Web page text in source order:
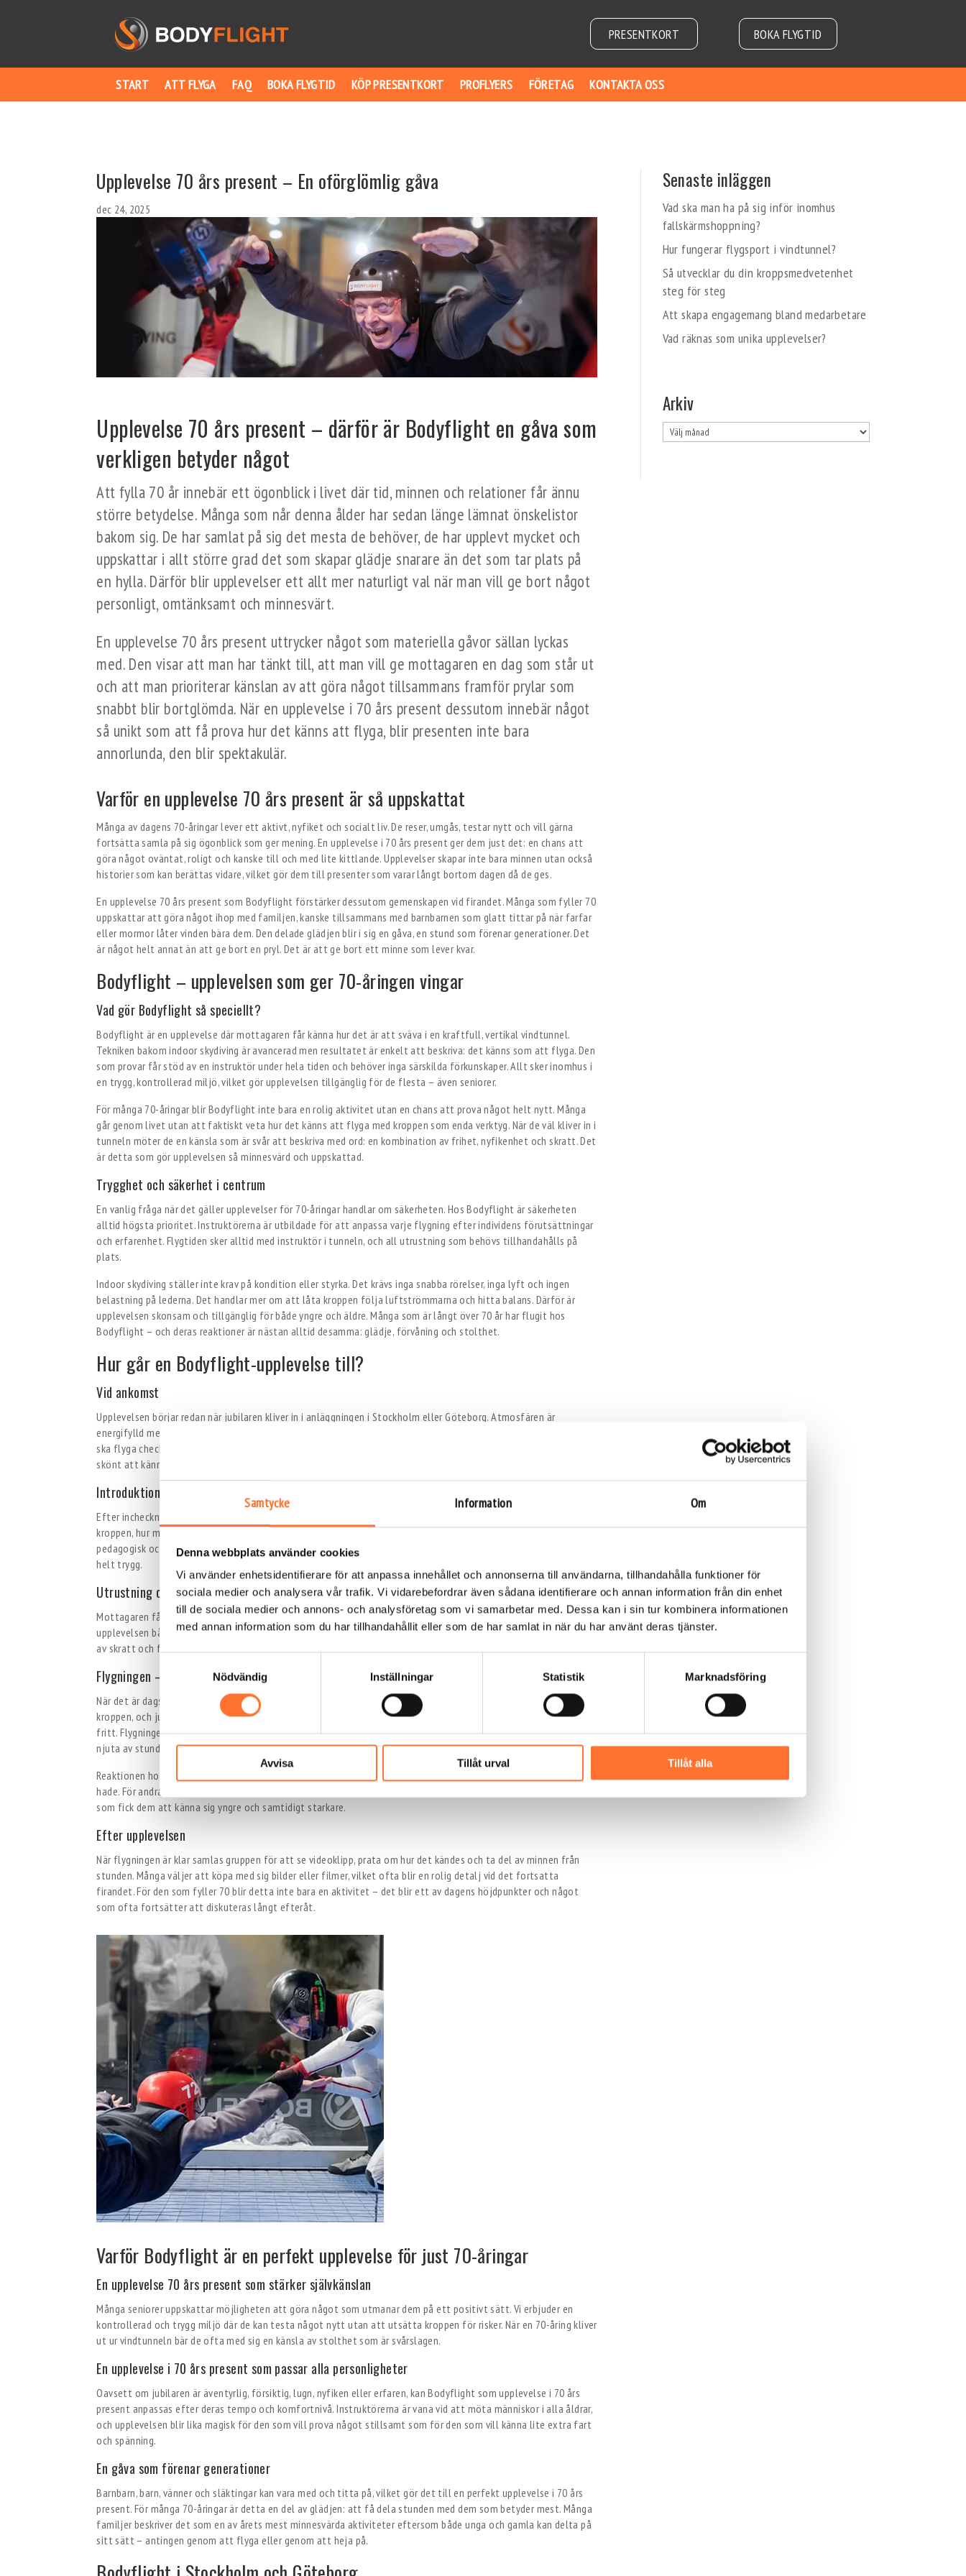
Samtycke Information Om
Denna webbplats använder cookies
Vi använder enhetsidentifierare för att anpassa innehållet och annonserna till användarna, tillhandahålla funktioner för
sociala medier och analysera vår trafik. Vi vidarebefordrar även sådana identifierare och annan information från din enhet
till de sociala medier och annons- och analysföretag som vi samarbetar med. Dessa kan i sin tur kombinera informationen
med annan information som du har tillhandahållit eller som de har samlat in när du har använt deras tjänster.
Nödvändig
Inställningar Statistik Marknadsföring
Avvisa Tillåt urval Tillåt alla
PRESENTKORT BOKA FLYGTID
START ATT FLYGA FAQ BOKA FLYGTID KÖP PRESENTKORT PROFLYERS FÖRETAG KONTAKTA OSS
Upplevelse 70 års present – En oförglömlig gåva
dec 24, 2025
Upplevelse 70 års present – därför är Bodyflight en gåva som
verkligen betyder något
Att fylla 70 år innebär ett ögonblick i livet där tid, minnen och relationer får ännu
större betydelse. Många som når denna ålder har sedan länge lämnat önskelistor
bakom sig. De har samlat på sig det mesta de behöver, de har upplevt mycket och
uppskattar i allt större grad det som skapar glädje snarare än det som tar plats på
en hylla. Därför blir upplevelser ett allt mer naturligt val när man vill ge bort något
personligt, omtänksamt och minnesvärt.
En upplevelse 70 års present uttrycker något som materiella gåvor sällan lyckas
med. Den visar att man har tänkt till, att man vill ge mottagaren en dag som står ut
och att man prioriterar känslan av att göra något tillsammans framför prylar som
snabbt blir bortglömda. När en upplevelse i 70 års present dessutom innebär något
så unikt som att få prova hur det känns att flyga, blir presenten inte bara
annorlunda, den blir spektakulär.
Varför en upplevelse 70 års present är så uppskattat
Många av dagens 70-åringar lever ett aktivt, nyfiket och socialt liv. De reser, umgås, testar nytt och vill gärna
fortsätta samla på sig ögonblick som ger mening. En upplevelse i 70 års present ger dem just det: en chans att
göra något oväntat, roligt och kanske till och med lite kittlande. Upplevelser skapar inte bara minnen utan också
historier som kan berättas vidare, vilket gör dem till presenter som varar långt bortom dagen då de ges.
En upplevelse 70 års present som Bodyflight förstärker dessutom gemenskapen vid firandet. Många som fyller 70
uppskattar att göra något ihop med familjen, kanske tillsammans med barnbarnen som glatt tittar på när farfar
eller mormor låter vinden bära dem. Den delade glädjen blir i sig en gåva, en stund som förenar generationer. Det
är något helt annat än att ge bort en pryl. Det är att ge bort ett minne som lever kvar.
Bodyflight – upplevelsen som ger 70-åringen vingar
Vad gör Bodyflight så speciellt?
Bodyflight är en upplevelse där mottagaren får känna hur det är att sväva i en kraftfull, vertikal vindtunnel.
Tekniken bakom indoor skydiving är avancerad men resultatet är enkelt att beskriva: det känns som att flyga. Den
som provar får stöd av en instruktör under hela tiden och behöver inga särskilda förkunskaper. Allt sker inomhus i
en trygg, kontrollerad miljö, vilket gör upplevelsen tillgänglig för de flesta – även seniorer.
För många 70-åringar blir Bodyflight inte bara en rolig aktivitet utan en chans att prova något helt nytt. Många
går genom livet utan att faktiskt veta hur det känns att flyga med kroppen som enda verktyg. När de väl kliver in i
tunneln möter de en känsla som är svår att beskriva med ord: en kombination av frihet, nyfikenhet och skratt. Det
är detta som gör upplevelsen så minnesvärd och uppskattad.
Trygghet och säkerhet i centrum
En vanlig fråga när det gäller upplevelser för 70-åringar handlar om säkerheten. Hos Bodyflight är säkerheten
alltid högsta prioritet. Instruktörerna är utbildade för att anpassa varje flygning efter individens förutsättningar
och erfarenhet. Flygtiden sker alltid med instruktör i tunneln, och all utrustning som behövs tillhandahålls på
plats.
Indoor skydiving ställer inte krav på kondition eller styrka. Det krävs inga snabba rörelser, inga lyft och ingen
belastning på lederna. Det handlar mer om att låta kroppen följa luftströmmarna och hitta balans. Därför är
upplevelsen skonsam och tillgänglig för både yngre och äldre. Många som är långt över 70 år har flugit hos
Bodyflight – och deras reaktioner är nästan alltid desamma: glädje, förvåning och stolthet.
Hur går en Bodyflight-upplevelse till?
Vid ankomst
Upplevelsen börjar redan när jubilaren kliver in i anläggningen i Stockholm eller Göteborg. Atmosfären är
energifylld men lugn, och personalen tar alltid emot varje besökare med värme och tydlig information. Den som
ska flyga checkar in och får instruktioner om hur hela besöket kommer att gå till. För många 70-åringar är det
skönt att känna att de tas om hand från första stund.
Introduktion och genomgång
Efter incheckningen samlas gruppen för en introduktion ledd av instruktören. Här går man igenom hur man håller
kroppen, hur man kommunicerar inne i tunneln och vad som förväntas under själva flygningen. Genomgången är
pedagogisk och anpassad för alla nivåer, vilket gör att även den som aldrig testat något liknande kan känna sig
helt trygg.
Utrustning och förberedelser
Mottagaren får låna allt som behövs: overall, hjälm, glasögon och annan utrustning som behövs för att göra
upplevelsen både säker och komfortabel. Inställningen hos de flesta 70-åringar vid det här laget är en blandning
av skratt och förväntan, och ofta hör man kommentarer om att de känner sig som riktiga flygare.
Flygningen – ögonblicket då allt förändras
När det är dags att kliva in i vindtunneln sker det alltid tillsammans med en instruktör. Väl inne börjar vinden lyfta
kroppen, och jubilaren får uppleva något som är svårt att riktigt greppa innan det händer: känslan av att sväva
fritt. Flygningen sker vanligtvis i två omgångar, vilket betyder att man får chansen att lära känna känslan och
njuta av stunden flera gånger.
Reaktionen hos många 70-åringar är ren glädje. För vissa innebär det att uppfylla en dröm de inte visste att de
hade. För andra blir det ett varmt minne av en dag då de fick göra något för sin egen skull, något lekfullt, något
som fick dem att känna sig yngre och samtidigt starkare.
Efter upplevelsen
När flygningen är klar samlas gruppen för att se videoklipp, prata om hur det kändes och ta del av minnen från
stunden. Många väljer att köpa med sig bilder eller filmer, vilket ofta blir en rolig detalj vid det fortsatta
firandet. För den som fyller 70 blir detta inte bara en aktivitet – det blir ett av dagens höjdpunkter och något
som ofta fortsätter att diskuteras långt efteråt.
Varför Bodyflight är en perfekt upplevelse för just 70-åringar
En upplevelse 70 års present som stärker självkänslan
Många seniorer uppskattar möjligheten att göra något som utmanar dem på ett positivt sätt. Vi erbjuder en
kontrollerad och trygg miljö där de kan testa något nytt utan att utsätta kroppen för risker. När en 70-åring kliver
ut ur vindtunneln bär de ofta med sig en känsla av stolthet som är svårslagen.
En upplevelse i 70 års present som passar alla personligheter
Oavsett om jubilaren är äventyrlig, försiktig, lugn, nyfiken eller erfaren, kan Bodyflight som upplevelse i 70 års
present anpassas efter deras tempo och komfortnivå. Instruktörerna är vana vid att möta människor i alla åldrar,
och upplevelsen blir lika magisk för den som vill prova något stillsamt som för den som vill känna lite extra fart
och spänning.
En gåva som förenar generationer
Barnbarn, barn, vänner och släktingar kan vara med och titta på, vilket gör det till en perfekt upplevelse i 70 års
present. För många 70-åringar är detta en del av glädjen: att få dela stunden med dem som betyder mest. Många
familjer beskriver det som en av årets mest minnesvärda aktiviteter eftersom både unga och gamla kan delta på
sitt sätt – antingen genom att flyga eller genom att heja på.
Senaste inläggen
Vad ska man ha på sig inför inomhus
fallskärmshoppning?
Hur fungerar flygsport i vindtunnel?
Så utvecklar du din kroppsmedvetenhet
steg för steg
Att skapa engagemang bland medarbetare
Vad räknas som unika upplevelser?
Arkiv
Arkiv